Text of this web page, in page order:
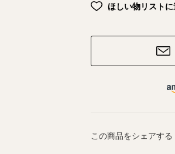
ほしい物リストに
この商品をシェアする